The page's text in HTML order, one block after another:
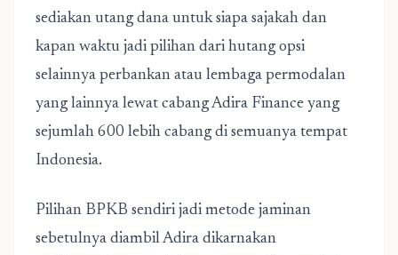
sediakan utang dana untuk siapa sajakah dan
kapan waktu jadi pilihan dari hutang opsi
selainnya perbankan atau lembaga permodalan
yang lainnya lewat cabang Adira Finance yang
sejumlah 600 lebih cabang di semuanya tempat
Indonesia.
Pilihan BPKB sendiri jadi metode jaminan
sebetulnya diambil Adira dikarnakan